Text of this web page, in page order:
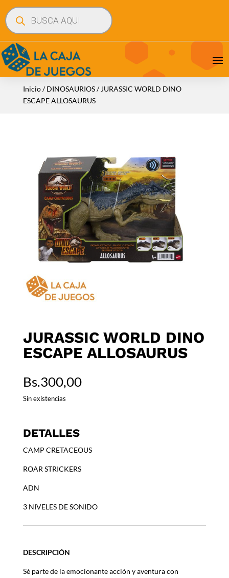
Búsqueda
de
productos
Inicio/DINOSAURIOS/ JURASSIC WORLD DINO
ESCAPE ALLOSAURUS
JURASSIC WORLD DINO
ESCAPE ALLOSAURUS
Bs.300,00
Sin existencias
DETALLES
CAMP CRETACEOUS
ROAR STRICKERS
ADN
3 NIVELES DE SONIDO
DESCRIPCIÓN
Sé parte de la emocionante acción y aventura con